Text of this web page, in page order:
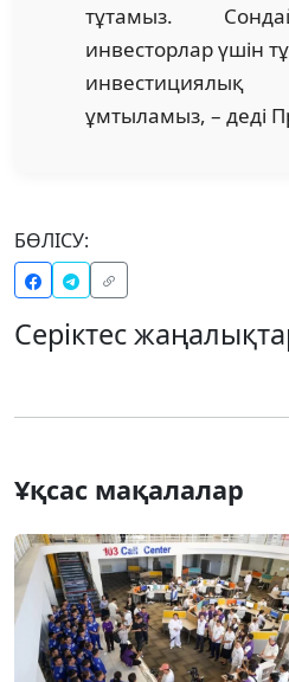
тұтамыз.
инвесторлар үшін
инвестициялық
ұмтыламыз, – деді
БӨЛІСУ:
Серіктес
Ұқсас мақалалар